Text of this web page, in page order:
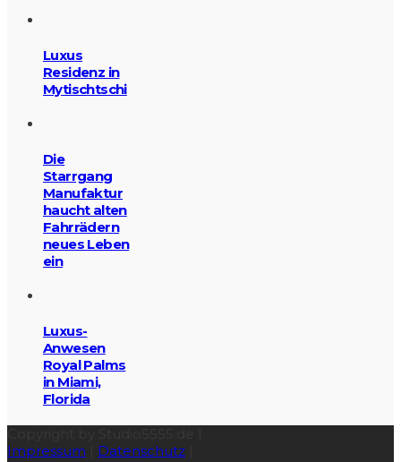
Luxus
Residenz in
Mytischtschi
Die
Starrgang
Manufaktur
haucht alten
Fahrrädern
neues Leben
ein
Luxus-
Anwesen
Royal Palms
in Miami,
Florida
Impressum
Datenschutz